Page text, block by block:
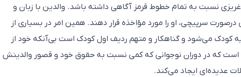
نسبت به تمام خطوط قرمز آگاهی داشته باشد‌. والدین با زبان و
درصورت سرپیچی، او را مورد مؤاخذه قرار دهند. همین امر در بسیاری از
کودک می‌شود و گناهکار و متهم ردیف اول کودک است بی‌آنکه خود از
که در دوران نوجوانی که کمی نسبت به حقوق خود و قصور والدینش
عدیده‌ای ایجاد می‌کند‌.